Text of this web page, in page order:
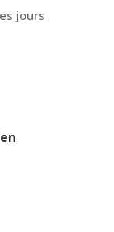
jours